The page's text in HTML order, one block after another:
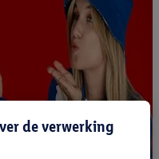
de verwerking